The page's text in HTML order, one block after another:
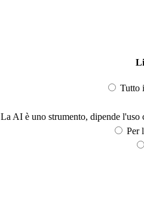
Tutto
La AI è uno strumento, dipende l'uso
Per